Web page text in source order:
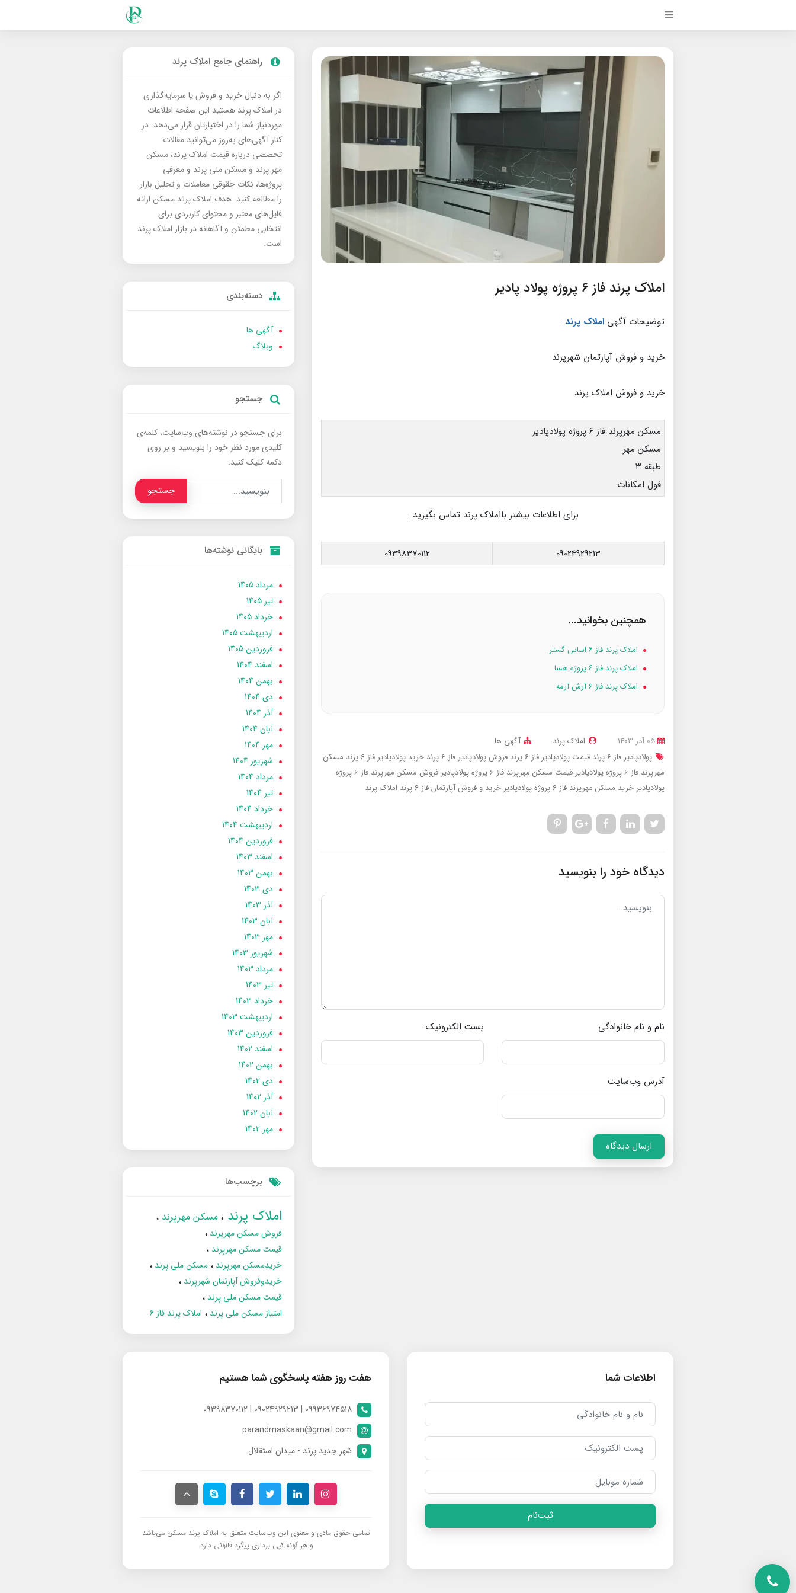
املاک پرند فاز ۶ پروژه پولاد پادیر
توضیحات آگهی املاک پرند :
خرید و فروش آپارتمان شهرپرند
خرید و فروش املاک پرند
مسکن مهرپرند فاز ۶ پروژه پولادپادیر
مسکن مهر
طبقه ۳
فول امکانات
برای اطلاعات بیشتر بااملاک پرند تماس بگیرید :
09024929213
09398370112
همچنین بخوانید...
املاک پرند فاز ۶ اساس گستر
املاک پرند فاز ۶ پروژه هسا
املاک پرند فاز 6 آرش آرمه
املاک پرند
آگهی ها
پولادپادیر فاز 6 پرند
قیمت پولادپادیر فاز 6 پرند فروش پولادپادیر فاز 6 پرند خرید پولادپادیر فاز 6 پرند
مسکن
مهرپرند فاز 6 پروژه پولادپادیر
قیمت مسکن مهرپرند فاز 6 پروژه پولادپادیر
فروش مسکن مهرپرند فاز 6 پروژه
پولادپادیرخرید مسکن مهرپرند فاز 6 پروژه پولادپادیر خرید و فروش آپارتمان فاز 6 پرند املاک پرند
دیدگاه خود را بنویسید
نام و نام خانوادگی پست الکترونیک
آدرس وب‌سایت
ارسال دیدگاه
راهنمای جامع املاک پرند
اگر به دنبال خرید و فروش یا سرمایه‌گذاری
در املاک پرند هستید این صفحه اطلاعات
موردنیاز شما را در اختیارتان قرار می‌دهد. در
کنار آگهی‌های به‌روز می‌توانید مقالات
تخصصی درباره قیمت املاک پرند، مسکن
مهر پرند و مسکن ملی پرند و معرفی
پروژه‌ها، نکات حقوقی معاملات و تحلیل بازار
را مطالعه کنید. هدف املاک پرند مسکن ارائه
فایل‌های معتبر و محتوای کاربردی برای
انتخابی مطمئن و آگاهانه در بازار املاک پرند
است.
دسته‌بندی
آگهی ها
وبلاگ
جستجو
برای جستجو در نوشته‌های وب‌سایت، کلمه‌ی
کلیدی مورد نظر خود را بنویسید و بر روی
دکمه کلیک کنید.
جستجو
بایگانی نوشته‌ها
مرداد 1405
تير 1405
خرداد 1405
ارديبهشت 1405
فروردین 1405
اسفند 1404
بهمن 1404
دی 1404
آذر 1404
آبان 1404
مهر 1404
شهریور 1404
مرداد 1404
تير 1404
خرداد 1404
ارديبهشت 1404
فروردین 1404
اسفند 1403
بهمن 1403
دی 1403
آذر 1403
آبان 1403
مهر 1403
شهریور 1403
مرداد 1403
تير 1403
خرداد 1403
ارديبهشت 1403
فروردین 1403
اسفند 1402
بهمن 1402
دی 1402
آذر 1402
آبان 1402
مهر 1402
برچسب‌ها
املاک پرند مسکن مهرپرند
فروش مسکن مهرپرند
قیمت مسکن مهرپرند
خریدمسکن مهرپرند
مسکن ملی پرند
خریدوفروش آپارتمان شهرپرند
قیمت مسکن ملی پرند
امتیاز مسکن ملی پرند
املاک پرند فاز 6
اطلاعات شما
ثبت‌نام
هفت روز هفته پاسخگوی شما هستیم
09936974518 | 09024929213 | 09398370112
parandmaskaan@gmail.com
شهر جدید پرند - میدان استقلال
تمامی حقوق مادی و معنوی این وب‌سایت متعلق به املاک پرند مسکن می‌باشد
و هر گونه کپی برداری پیگرد قانونی دارد.